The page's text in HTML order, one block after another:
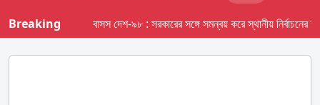
Breaking বাসস দেশ-৯৮ : সরকারের সঙ্গে সমন্বয় করে স্থানীয় নির্বাচনের